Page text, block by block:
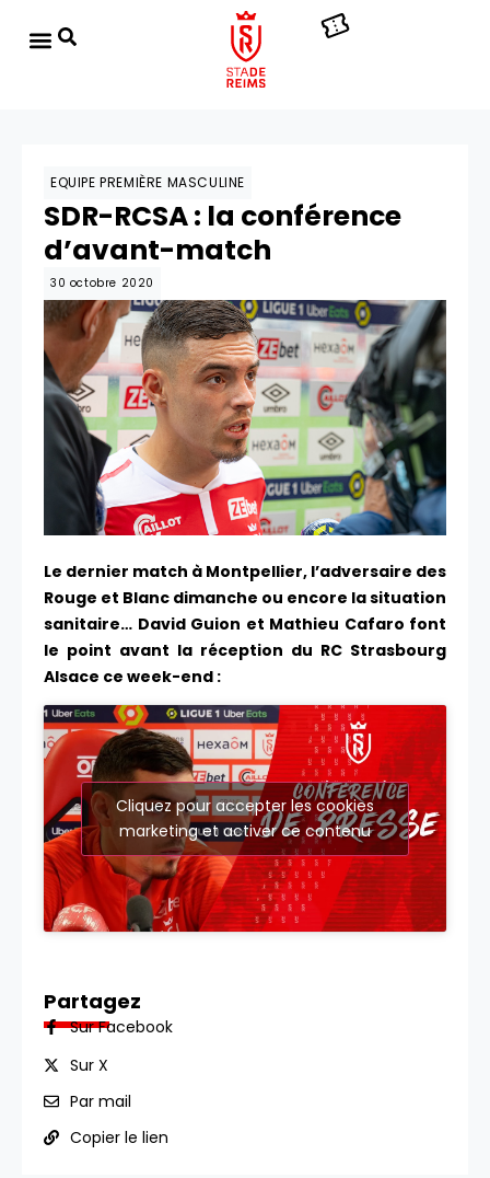
EQUIPE PREMIÈRE MASCULINE
SDR-RCSA : la conférence
d’avant-match
30 octobre 2020
Le dernier match à Montpellier, l’adversaire des
Rouge et Blanc dimanche ou encore la situation
sanitaire… David Guion et Mathieu Cafaro font
le point avant la réception du RC Strasbourg
Alsace ce week-end :
Cliquez pour accepter les cookies
marketing et activer ce contenu
Partagez
Sur Facebook
Sur X
Par mail
Copier le lien